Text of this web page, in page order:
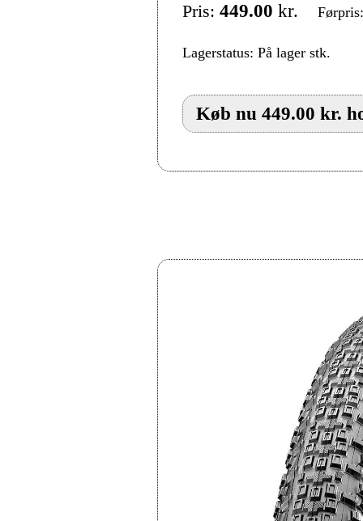
Pris: 449.00 kr.
Lagerstatus: På lager stk.
Køb nu 449.00 kr.